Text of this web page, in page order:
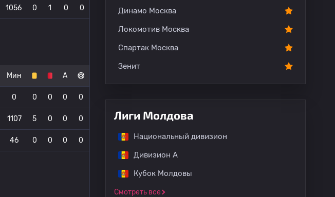
1056 0 1 0 0
Мин А
0 0 0 0 0
1107 5 0 0 0
46 0 0 0 0
Динамо Москва
Локомотив Москва
Спартак Москва
Зенит
Лиги Молдова
Национальный дивизион
Дивизион А
Кубок Молдовы
Смотреть все